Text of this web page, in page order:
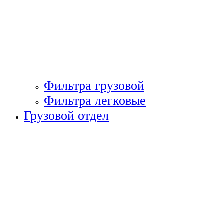
Фильтра грузовой
Фильтра легковые
Грузовой отдел